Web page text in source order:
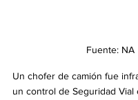
Fuente: NA
Un chofer de camión fue
un control de Seguridad Vial